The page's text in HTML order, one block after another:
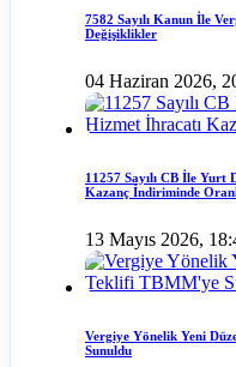
7582 Sayılı Kanun İle
Değişiklikler
04 Haziran 2026,
11257 Sayılı CB İle Yurt
Kazanç İndiriminde
13 Mayıs 2026,
Vergiye Yönelik Yeni
Sunuldu